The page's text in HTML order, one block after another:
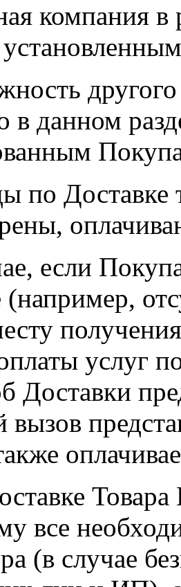
компания в
в данном
по Доставке
если
услуг
Доставки
все
(в случае